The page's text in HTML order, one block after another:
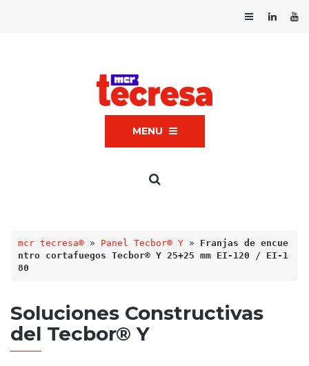
MENU
mcr tecresa® » Panel Tecbor® Y » Franjas de encue
ntro cortafuegos Tecbor® Y 25+25 mm EI-120 / EI-1
80
Soluciones Constructivas
del Tecbor® Y